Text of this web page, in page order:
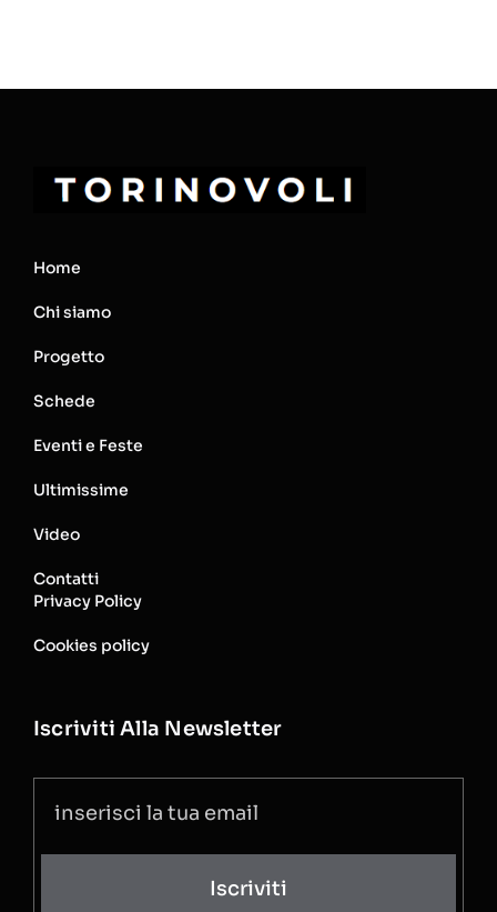
Home
Chi siamo
Progetto
Schede
Eventi e Feste
Ultimissime
Video
Contatti
Privacy Policy
Cookies policy
Iscriviti Alla Newsletter
Iscriviti